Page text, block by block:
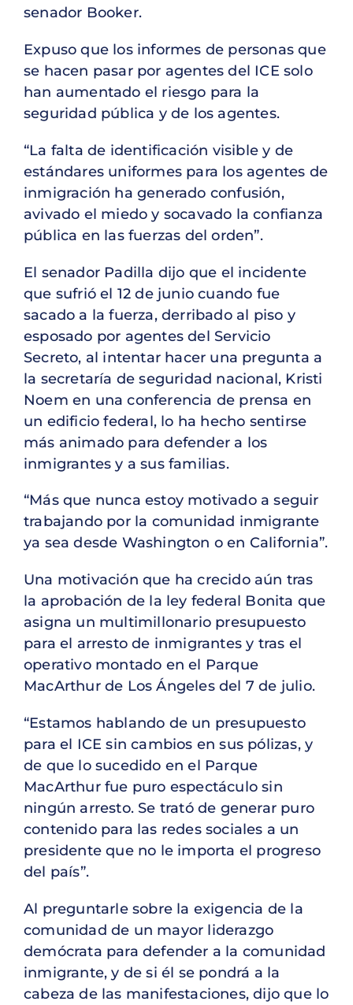
senador Booker.
Expuso que los informes de personas que
se hacen pasar por agentes del ICE solo
han aumentado el riesgo para la
seguridad pública y de los agentes.
“La falta de identificación visible y de
estándares uniformes para los agentes de
inmigración ha generado confusión,
avivado el miedo y socavado la confianza
pública en las fuerzas del orden”.
El senador Padilla dijo que el incidente
que sufrió el 12 de junio cuando fue
sacado a la fuerza, derribado al piso y
esposado por agentes del Servicio
Secreto, al intentar hacer una pregunta a
la secretaría de seguridad nacional, Kristi
Noem en una conferencia de prensa en
un edificio federal, lo ha hecho sentirse
más animado para defender a los
inmigrantes y a sus familias.
“Más que nunca estoy motivado a seguir
trabajando por la comunidad inmigrante
ya sea desde Washington o en California”.
Una motivación que ha crecido aún tras
la aprobación de la ley federal Bonita que
asigna un multimillonario presupuesto
para el arresto de inmigrantes y tras el
operativo montado en el Parque
MacArthur de Los Ángeles del 7 de julio.
“Estamos hablando de un presupuesto
para el ICE sin cambios en sus pólizas, y
de que lo sucedido en el Parque
MacArthur fue puro espectáculo sin
ningún arresto. Se trató de generar puro
contenido para las redes sociales a un
presidente que no le importa el progreso
del país”.
Al preguntarle sobre la exigencia de la
comunidad de un mayor liderazgo
demócrata para defender a la comunidad
inmigrante, y de si él se pondrá a la
cabeza de las manifestaciones, dijo que lo